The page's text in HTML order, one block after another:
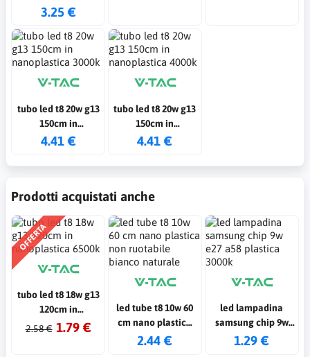
120cm in
ruotabile 6500k
3.25 €
tubo led t8 20w g13
150cm in
nanoplastica 3000k
4.41 €
tubo led t8 20w g13
150cm in
nanoplastica 4000k
4.41 €
Prodotti acquistati anche
OFFERTA
tubo led t8 18w g13
120cm in
nanoplastica 6500k
2.58 € 1.79 €
led tube t8 10w 60
cm nano plastica
non ruotabile
2.44 €
led lampadina
samsung chip 9w
e27 a58 plastica
1.29 €